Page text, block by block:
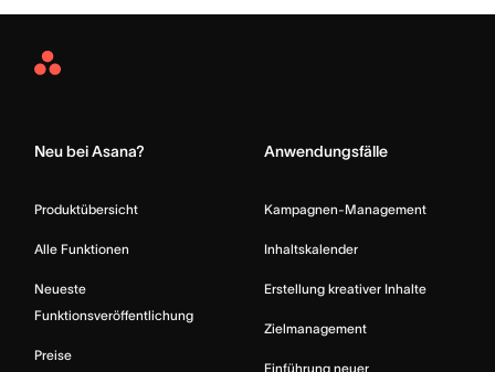
Asana
Neu bei Asana?
Produktübersicht
Alle Funktionen
Neueste
Funktionsveröffentlichung
Preise
Anwendungsfälle
Kampagnen-Management
Inhaltskalender
Erstellung kreativer Inhalte
Zielmanagement
Einführung neuer